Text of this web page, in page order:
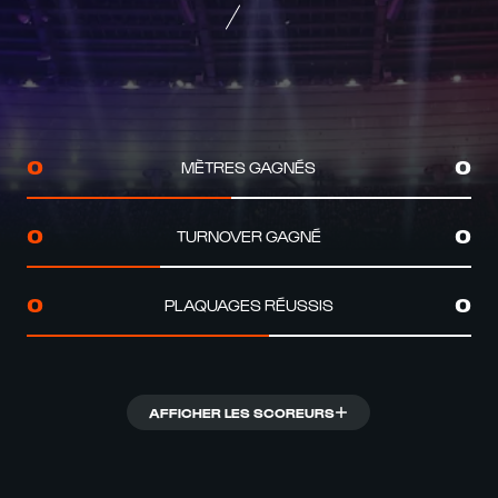
0 MÈTRES GAGNÉS 0
0 TURNOVER GAGNÉ 0
0 PLAQUAGES RÉUSSIS 0
AFFICHER LES SCOREURS